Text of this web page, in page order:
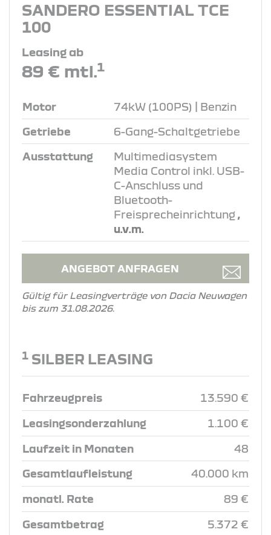
SANDERO ESSENTIAL TCE
100
Leasing ab
89 € mtl.1
Motor 74kW (100PS) | Benzin
Getriebe 6-Gang-Schaltgetriebe
Ausstattung
Multimediasystem
Media Control inkl. USB-
C-Anschluss und
Bluetooth-
Freisprecheinrichtung ,
u.v.m.
ANGEBOT ANFRAGEN
Gültig für Leasingverträge von Dacia Neuwagen
bis zum 31.08.2026.
1 SILBER LEASING
Fahrzeugpreis 13.590 €
Leasingsonderzahlung 1.100 €
Laufzeit in Monaten 48
Gesamtlaufleistung 40.000 km
monatl. Rate 89 €
Gesamtbetrag 5.372 €